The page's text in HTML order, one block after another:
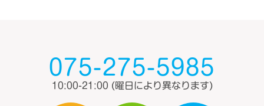
075-275-5985
10:00-21:00 (曜日により異なります)